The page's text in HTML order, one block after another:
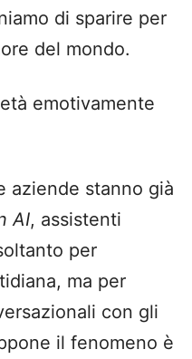
di sparire per
del mondo.
emotivamente
aziende stanno già
AI, assistenti
per
ma per
con gli
il fenomeno è